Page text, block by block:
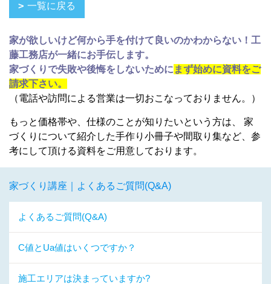
一覧に戻る
家が欲しいけど何から手を付けて良いのかわからない！工
藤工務店が一緒にお手伝します。
家づくりで失敗や後悔をしないために まず始めに資料をご
請求下さい。
（電話や訪問による営業は一切おこなっておりません。）
もっと価格帯や、仕様のことが知りたいという方は、 家
づくりについて紹介した手作り小冊子や間取り集など、参
考にして頂ける資料をご用意しております。
家づくり講座｜よくあるご質問(Q&A)
よくあるご質問(Q&A)
C値とUa値はいくつですか？
施工エリアは決まっていますか?